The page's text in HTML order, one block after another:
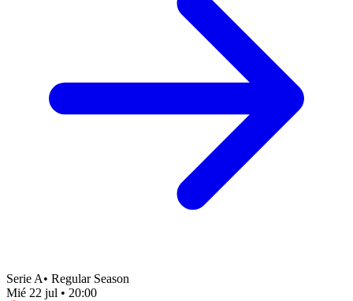
Serie A• Regular Season
Mié 22 jul • 20:00